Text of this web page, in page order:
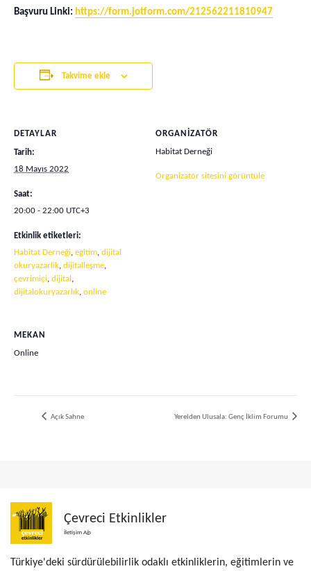
Başvuru Linki: https://form.jotform.com/212562211810947
Takvime ekle
DETAYLAR
Tarih:
18 Mayıs 2022
Saat:
20:00 - 22:00 UTC+3
Etkinlik etiketleri:
Habitat Derneği, egitim, dijital
okuryazarlik, dijitalleşme,
çevrimiçi, dijital ,
dijitalokuryazarlık, online
ORGANIZATÖR
Habitat Derneği
Organizatör sitesini görüntüle
MEKAN
Online
Açık Sahne Yerelden Ulusala: Genç İklim Forumu
Çevreci Etkinlikler
İletişim Ağı
Türkiye'deki sürdürülebilirlik odaklı etkinliklerin, eğitimlerin ve